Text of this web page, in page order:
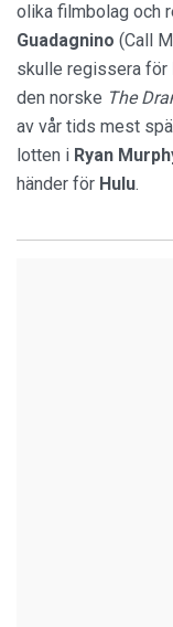
olika filmbolag och
Guadagnino (Call
skulle regissera för
den norske The
av vår tids mest
lotten i Ryan
händer för Hulu.